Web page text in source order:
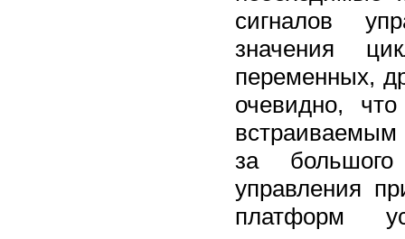
сигналов
значения
переменных,
очевидно,
встраиваемым
за
управления
платформ